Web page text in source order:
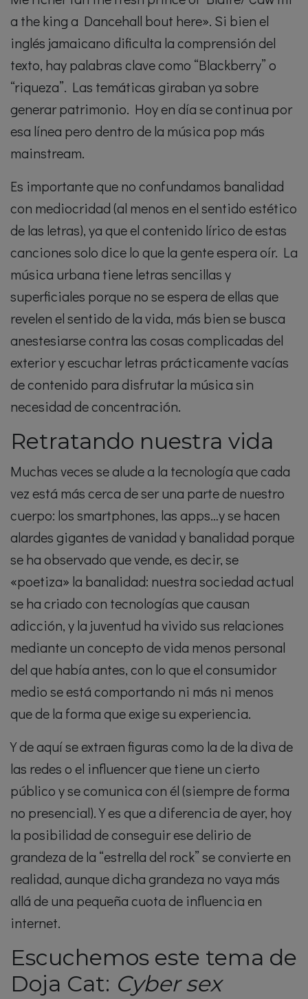
a the king a Dancehall bout here». Si bien el
inglés jamaicano dificulta la comprensión del
texto, hay palabras clave como “Blackberry” o
“riqueza”. Las temáticas giraban ya sobre
generar patrimonio. Hoy en día se continua por
esa línea pero dentro de la música pop más
mainstream.
Es importante que no confundamos banalidad
con mediocridad (al menos en el sentido estético
de las letras), ya que el contenido lírico de estas
canciones solo dice lo que la gente espera oír. La
música urbana tiene letras sencillas y
superficiales porque no se espera de ellas que
revelen el sentido de la vida, más bien se busca
anestesiarse contra las cosas complicadas del
exterior y escuchar letras prácticamente vacías
de contenido para disfrutar la música sin
necesidad de concentración.
Retratando nuestra vida
Muchas veces se alude a la tecnología que cada
vez está más cerca de ser una parte de nuestro
cuerpo: los smartphones, las apps…y se hacen
alardes gigantes de vanidad y banalidad porque
se ha observado que vende, es decir, se
«poetiza» la banalidad: nuestra sociedad actual
se ha criado con tecnologías que causan
adicción, y la juventud ha vivido sus relaciones
mediante un concepto de vida menos personal
del que había antes, con lo que el consumidor
medio se está comportando ni más ni menos
que de la forma que exige su experiencia.
Y de aquí se extraen figuras como la de la diva de
las redes o el influencer que tiene un cierto
público y se comunica con él (siempre de forma
no presencial). Y es que a diferencia de ayer, hoy
la posibilidad de conseguir ese delirio de
grandeza de la “estrella del rock” se convierte en
realidad, aunque dicha grandeza no vaya más
allá de una pequeña cuota de influencia en
internet.
Escuchemos este tema de
Doja Cat: Cyber sex